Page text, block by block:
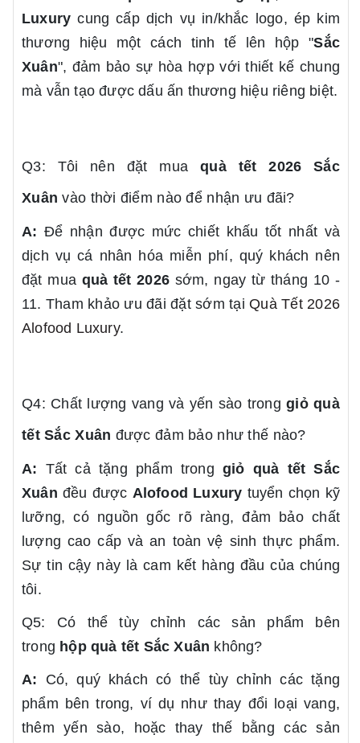
Luxury cung cấp dịch vụ in/khắc logo, ép kim
thương hiệu một cách tinh tế lên hộp "Sắc
Xuân", đảm bảo sự hòa hợp với thiết kế chung
mà vẫn tạo được dấu ấn thương hiệu riêng biệt.
Q3: Tôi nên đặt muaquà tết 2026
Sắc
Xuân vào thời điểm nào để nhận ưu đãi?
A: Để nhận được mức chiết khấu tốt nhất và
dịch vụ cá nhân hóa miễn phí, quý khách nên
đặt mua quà tết 2026 sớm, ngay từ tháng 10 -
11. Tham khảo ưu đãi đặt sớm tạiQuà Tết 2026
Alofood Luxury.
Q4: Chất lượng vang và yến sào tronggiỏ quà
tết Sắc Xuân được đảm bảo như thế nào?
A: Tất cả tặng phẩm tronggiỏ quà tết Sắc
Xuân đều được Alofood Luxury tuyển chọn kỹ
lưỡng, có nguồn gốc rõ ràng, đảm bảo chất
lượng cao cấp và an toàn vệ sinh thực phẩm.
Sự tin cậy này là cam kết hàng đầu của chúng
tôi.
Q5: Có thể tùy chỉnh các sản phẩm bên
trong hộp quà tết Sắc Xuân không?
A: Có, quý khách có thể tùy chỉnh các tặng
phẩm bên trong, ví dụ như thay đổi loại vang,
thêm yến sào, hoặc thay thế bằng các sản